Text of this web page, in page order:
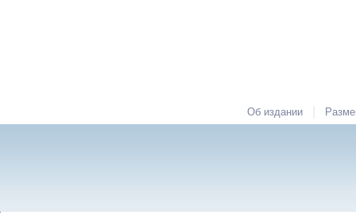
Об издании |